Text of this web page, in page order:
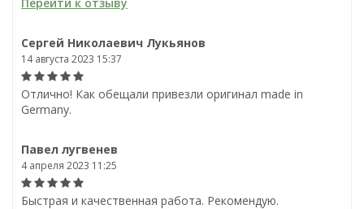
Сергей Николаевич Лукьянов
14 августа 2023 15:37
Отлично! Как обещали привезли оригинал made in
Germany.
Павел лугвенев
4 апреля 2023 11:25
Быстрая и качественная работа. Рекомендую.